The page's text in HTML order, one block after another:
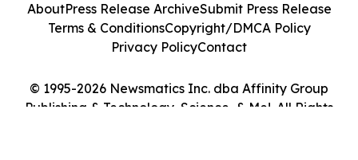
© 1995-2026 Newsmatics Inc. dba Affinity Group
Publishing & Technology, Science, & Me!. All Rights
AboutPress Release ArchiveSubmit Press Release
Terms & ConditionsCopyright/DMCA Policy
Privacy PolicyContact